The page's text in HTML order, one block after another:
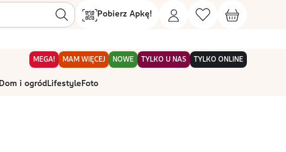
Pobierz Apkę!
MEGA! MAM WIĘCEJ NOWE TYLKO U NAS TYLKO ONLINE
Dom i ogród Lifestyle Foto